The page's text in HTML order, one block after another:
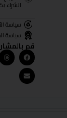
الشراء
سياسة
سياسة
قم